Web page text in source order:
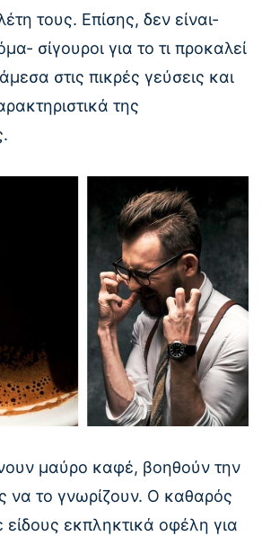
τους. Επίσης, δεν είναι-
σίγουροι για το τι προκαλεί
στις πικρές γεύσεις και
της
μαύρο καφέ, βοηθούν την
να το γνωρίζουν. Ο καθαρός
εκπληκτικά οφέλη για